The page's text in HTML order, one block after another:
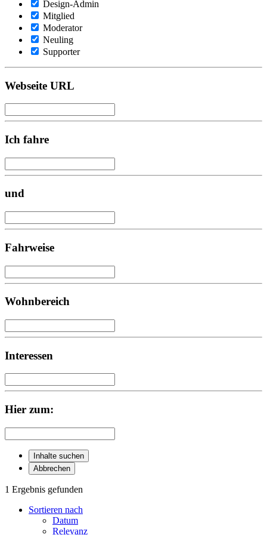
Design-Admin
Mitglied
Moderator
Neuling
Supporter
Webseite URL
Ich fahre
und
Fahrweise
Wohnbereich
Interessen
Hier zum:
Inhalte suchen
Abbrechen
1 Ergebnis gefunden
Sortieren nach
Datum
Relevanz